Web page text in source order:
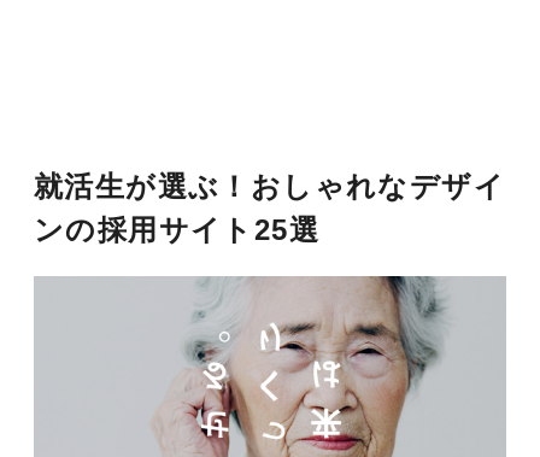
就活生が選ぶ！おしゃれなデザイ
ンの採用サイト25選